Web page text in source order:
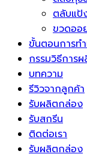
ตลับแป้
ขวดออ
ขั้นตอนการท
กรรมวิธีการ
บทความ
รีวิวจากลูกค้า
รับผลิตกล่อง
รับสกรีน
ติดต่อเรา
รับผลิตกล่อง